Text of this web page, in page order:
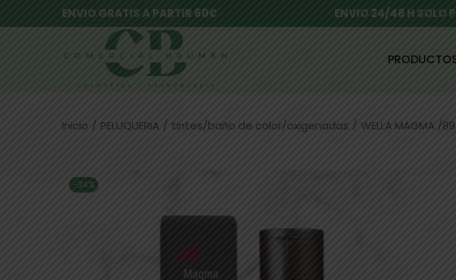
ENVIO GRATIS A PARTIR 60€ ENVIO 24/48 H SOLO
Inicio / PELUQUERIA / tintes/baño de color/oxigenadas / WELLA MAGMA /
-34%